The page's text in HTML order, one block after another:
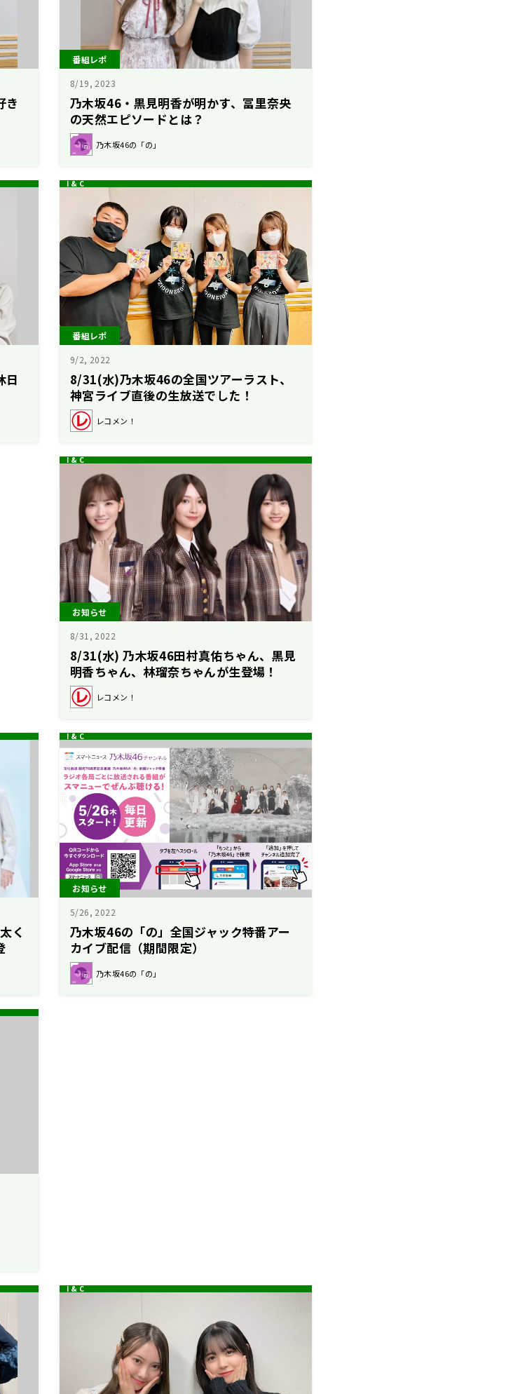
き
番組レポ
8/19, 2023
乃木坂46・黒見明香が明かす、冨里奈央
の天然エピソードとは？
乃木坂46の「の」
日
番組レポ
9/2, 2022
8/31(水)乃木坂46の全国ツアーラスト、
神宮ライブ直後の生放送でした！
レコメン！
お知らせ
8/31, 2022
8/31(水) 乃木坂46田村真佑ちゃん、黒見
明香ちゃん、林瑠奈ちゃんが生登場！
レコメン！
く
お知らせ
5/26, 2022
乃木坂46の「の」全国ジャック特番アー
カイブ配信（期間限定）
乃木坂46の「の」